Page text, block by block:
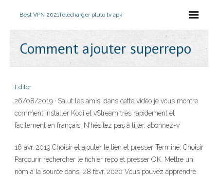
Best VPN 2021Télécharger pluto tv apk
Comment ajouter superrepo
Editor
26/08/2019 · Salut les amis, dans cette vidéo je vous montre
comment installer Kodi et vStream très rapidement et
facilement en français. N'hésitez pas à liker, abonnez-v
16 avr. 2019 Choisir et ajouter le lien et presser Terminé; Choisir
Parcourir rechercher le fichier repo et presser OK. Mettre un
nom à la source dans 28 févr. 2020 Vous pouvez apprendre